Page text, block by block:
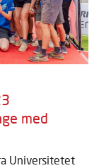
med
Universitetet